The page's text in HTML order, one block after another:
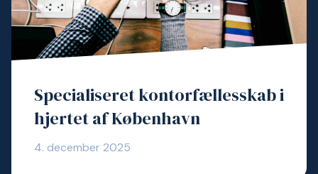
Specialiseret kontorfællesskab i
hjertet af København
4. december 2025